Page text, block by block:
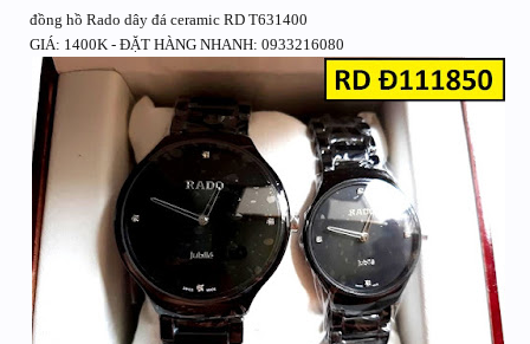
đồng hồ Rado dây đá ceramic RD T631400
GIÁ: 1400K - ĐẶT HÀNG NHANH: 0933216080